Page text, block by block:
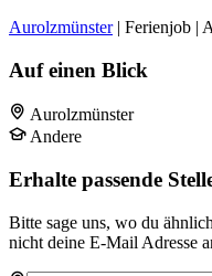
Aurolzmünster| Ferienjob |
Auf einen Blick
Aurolzmünster
Andere
Erhalte passende
Bitte sage uns, wo du
nicht deine E-Mail Adresse